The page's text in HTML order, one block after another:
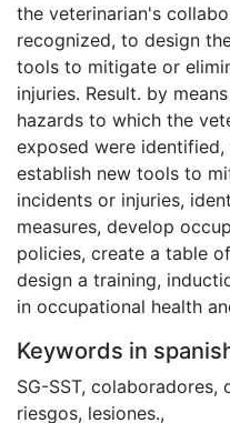
the veterinarian's
recognized, to design
tools to mitigate or
injuries. Result. by
hazards to which the
exposed were identified,
establish new tools to
incidents or injuries,
measures, develop
policies, create a table
design a training,
in occupational health
Keywords in
SG-SST, colaboradores,
riesgos, lesiones.,